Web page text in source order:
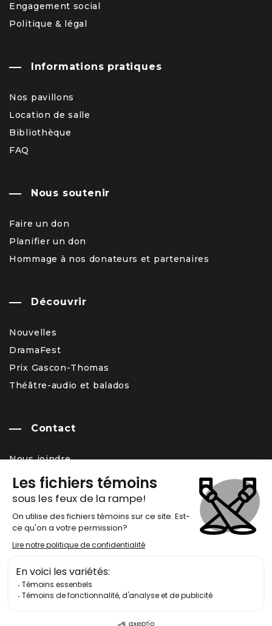
Engagement social
Politique & légal
Informations pratiques
Nos pavillons
Location de salle
Bibliothèque
FAQ
Nous soutenir
Faire un don
Planifier un don
Hommage à nos donateurs et partenaires
Découvrir
Nouvelles
DramaFest
Prix Gascon-Thomas
Théâtre-audio et balados
Contact
Nous joindre
Équipe
Carrière – offres d’emploi
Infolettre
Chronos
Copyright © École nationale de théâtre du Canada 2017 2026